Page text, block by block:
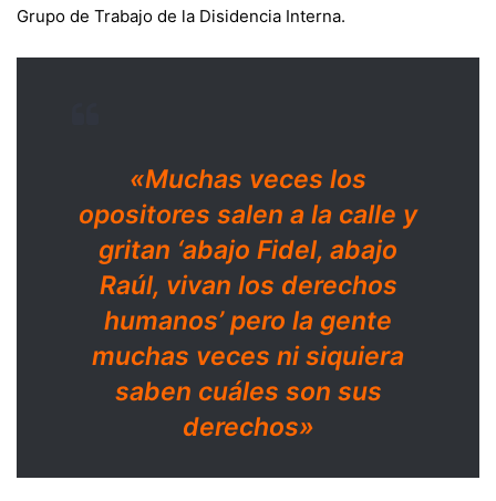
Grupo de Trabajo de la Disidencia Interna.
«Muchas veces los
opositores salen a la calle y
gritan ‘abajo Fidel, abajo
Raúl, vivan los derechos
humanos’ pero la gente
muchas veces ni siquiera
saben cuáles son sus
derechos»